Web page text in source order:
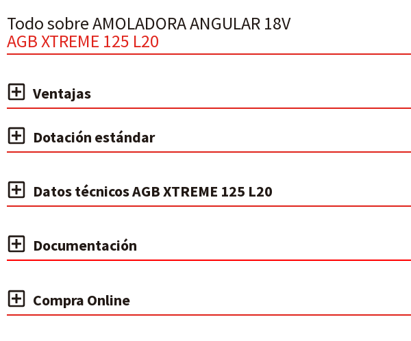
Todo sobre AMOLADORA ANGULAR 18V
AGB XTREME 125 L20
Ventajas
Dotación estándar
Datos técnicos AGB XTREME 125 L20
Documentación
Compra Online